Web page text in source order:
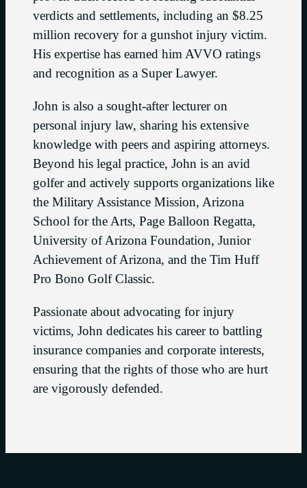
verdicts and settlements, including an $8.25
million recovery for a gunshot injury victim.
His expertise has earned him AVVO ratings
and recognition as a Super Lawyer.
John is also a sought-after lecturer on
personal injury law, sharing his extensive
knowledge with peers and aspiring attorneys.
Beyond his legal practice, John is an avid
golfer and actively supports organizations like
the Military Assistance Mission, Arizona
School for the Arts, Page Balloon Regatta,
University of Arizona Foundation, Junior
Achievement of Arizona, and the Tim Huff
Pro Bono Golf Classic.
Passionate about advocating for injury
victims, John dedicates his career to battling
insurance companies and corporate interests,
ensuring that the rights of those who are hurt
are vigorously defended.